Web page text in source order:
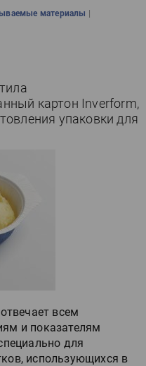
материалы |
картон Inverform,
упаковки для
всем
и показателям
для
использующихся в